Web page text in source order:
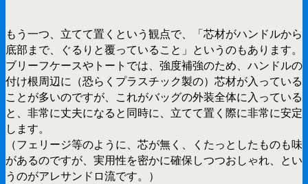
もう一つ、立てて置くという観点で、「芯材がハンドルから
底部まで、ぐるりと覆っていること」というのもあります。
ブリーフケースやトートでは、強度補強のため、ハンドルの
付け根周辺に（恐らくプラスチック製の）芯材が入っている
ことが多いのですが、これがバッグの外装全体に入っている
と、非常に丈夫になると同時に、立てて置く際に非常に安定
します。
（フェリージ等のように、芯が無く、くたっとしたものも味
があるのですが、実用性を密かに確保しつつおしゃれ、とい
うのがアレサンドロ流です。）